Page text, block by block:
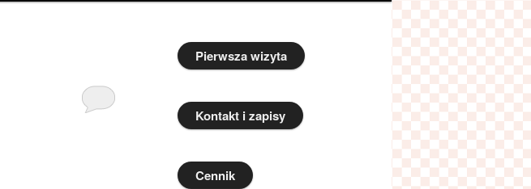
Pierwsza wizyta
Kontakt i zapisy
Cennik